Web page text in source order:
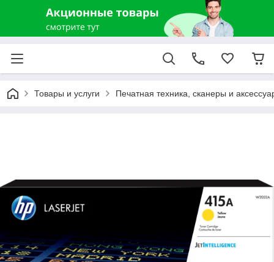
Товары и услуги Печатная техника, сканеры и